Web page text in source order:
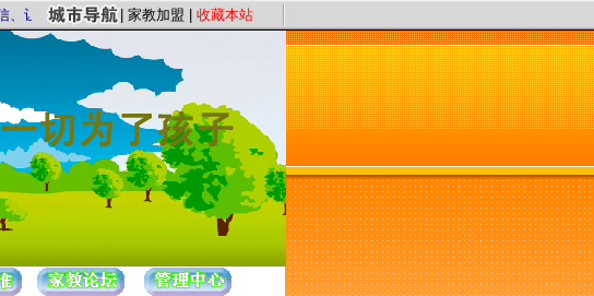
让家长放心”为服务宗旨，以“证件认证、星级评定”保证教员质量，以“系统化、高质量、
家教加盟 收藏本站